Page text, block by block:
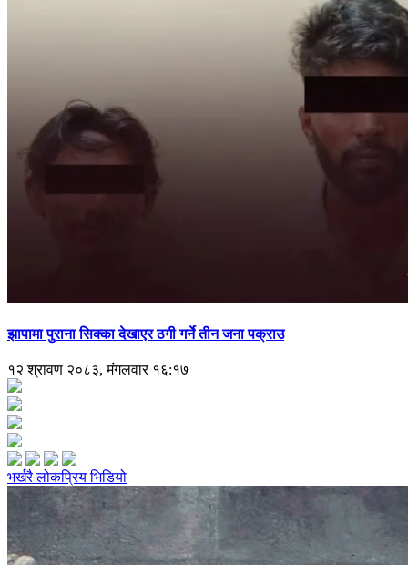
झापामा पुराना सिक्का देखाएर ठगी गर्ने तीन जना पक्राउ
१२ श्रावण २०८३, मंगलवार १६:१७
भर्खरैलोकप्रियभिडियो